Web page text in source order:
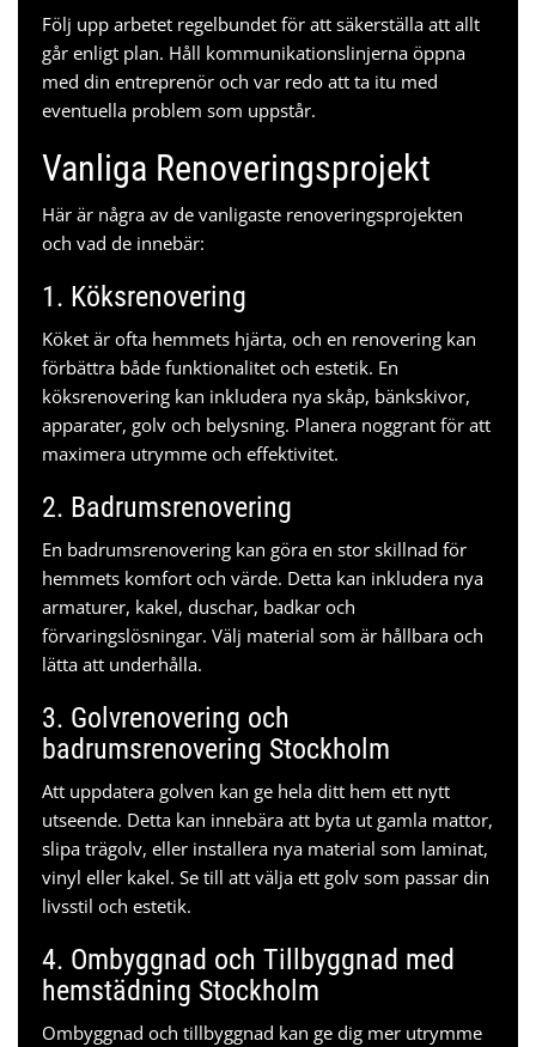
Följ upp arbetet regelbundet för att säkerställa att allt
går enligt plan. Håll kommunikationslinjerna öppna
med din entreprenör och var redo att ta itu med
eventuella problem som uppstår.
Vanliga Renoveringsprojekt
Här är några av de vanligaste renoveringsprojekten
och vad de innebär:
1. Köksrenovering
Köket är ofta hemmets hjärta, och en renovering kan
förbättra både funktionalitet och estetik. En
köksrenovering kan inkludera nya skåp, bänkskivor,
apparater, golv och belysning. Planera noggrant för att
maximera utrymme och effektivitet.
2. Badrumsrenovering
En badrumsrenovering kan göra en stor skillnad för
hemmets komfort och värde. Detta kan inkludera nya
armaturer, kakel, duschar, badkar och
förvaringslösningar. Välj material som är hållbara och
lätta att underhålla.
3. Golvrenovering och
badrumsrenovering Stockholm
Att uppdatera golven kan ge hela ditt hem ett nytt
utseende. Detta kan innebära att byta ut gamla mattor,
slipa trägolv, eller installera nya material som laminat,
vinyl eller kakel. Se till att välja ett golv som passar din
livsstil och estetik.
4. Ombyggnad och Tillbyggnad med
hemstädning Stockholm
Ombyggnad och tillbyggnad kan ge dig mer utrymme